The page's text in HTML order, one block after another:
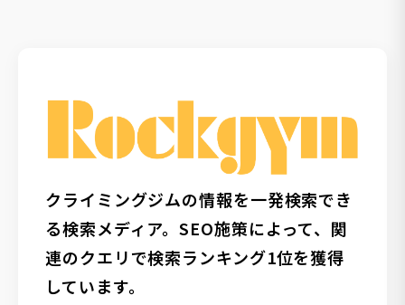
クライミングジムの情報を一発検索でき
る検索メディア。SEO施策によって、関
連のクエリで検索ランキング1位を獲得
しています。